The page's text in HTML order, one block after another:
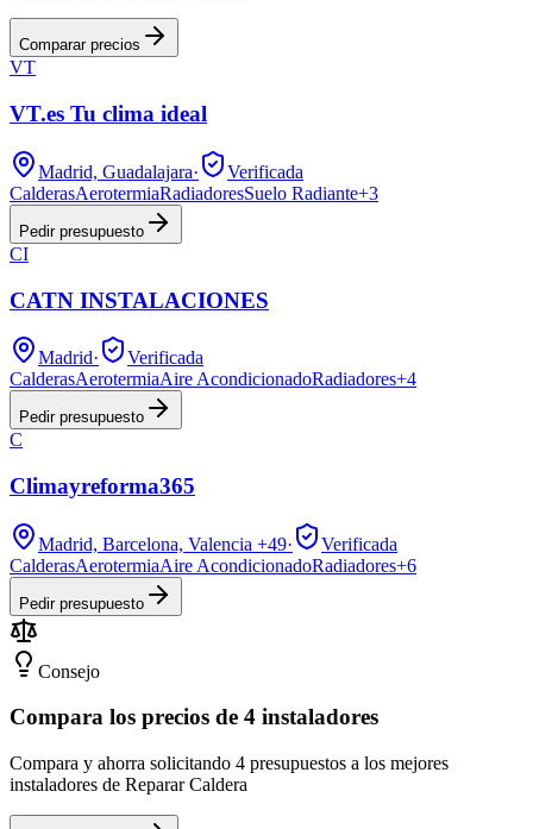
Comparar precios
VT
VT.es Tu clima ideal
Madrid, Guadalajara·
Verificada
CalderasAerotermiaRadiadoresSuelo Radiante+3
Pedir presupuesto
CI
CATN INSTALACIONES
Madrid·
Verificada
CalderasAerotermiaAire AcondicionadoRadiadores+4
Pedir presupuesto
C
Climayreforma365
Madrid, Barcelona, Valencia +49·
Verificada
CalderasAerotermiaAire AcondicionadoRadiadores+6
Pedir presupuesto
Consejo
Compara los precios de 4 instaladores
Compara y ahorra solicitando 4 presupuestos a los mejores
instaladores de Reparar Caldera